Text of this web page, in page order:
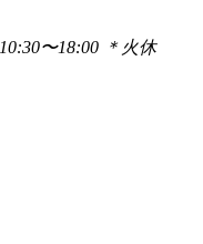
10:30〜18:00 ＊火休